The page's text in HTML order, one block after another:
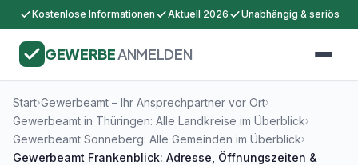
Kostenlose Informationen Aktuell 2026 Unabhängig & seriös
GEWERBEANMELDEN
Start›Gewerbeamt – Ihr Ansprechpartner vor Ort›
Gewerbeamt in Thüringen: Alle Landkreise im Überblick›
Gewerbeamt Sonneberg: Alle Gemeinden im Überblick›
Gewerbeamt Frankenblick: Adresse, Öffnungszeiten &